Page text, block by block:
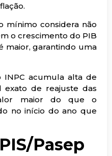
mínimo considera não
o crescimento do PIB
maior, garantindo uma
INPC acumula alta de
exato de reajuste das
maior do que o
no início do ano que
Pasep